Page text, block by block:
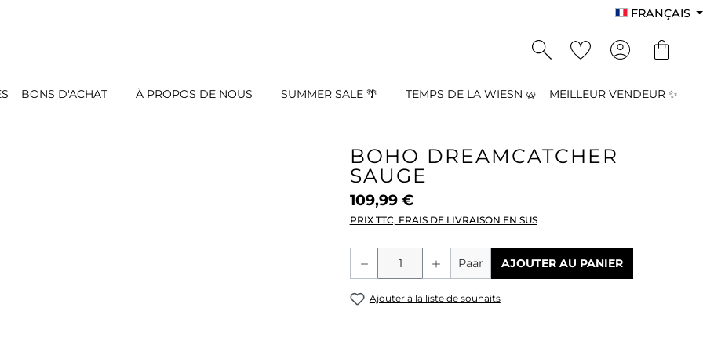
FRANÇAIS
BONS D'ACHAT À PROPOS DE NOUS SUMMER SALE 🌴 TEMPS DE LA WIESN 🥨 MEILLEUR VENDEUR ✨
BOHO DREAMCATCHER
SAUGE
109,99 €
PRIX TTC, FRAIS DE LIVRAISON EN SUS
Quantité de produit : Entrez la
Paar AJOUTER AU PANIER
Ajouter à la liste de souhaits